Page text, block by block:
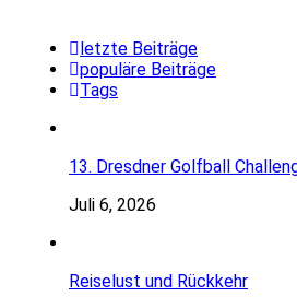
letzte Beiträge
populäre Beiträge
Tags
13. Dresdner Golfball
Juli 6, 2026
Reiselust und Rückkehr